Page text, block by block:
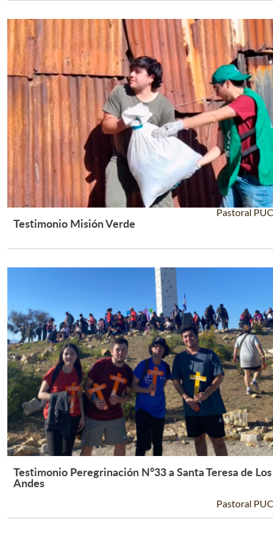
Testimonio Misión Verde
Pastoral
Leer Más +
Testimonio Peregrinación N°33 a Santa Teresa de Los
Andes
Pastoral